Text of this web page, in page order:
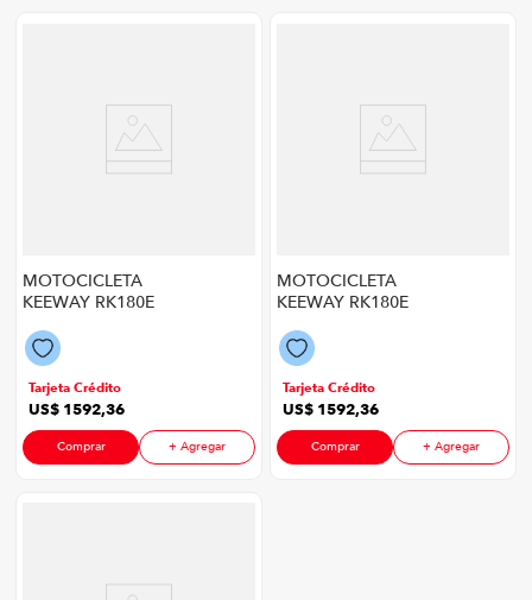
MOTOCICLETA
KEEWAY RK180E
Tarjeta Crédito
US$ 1592,36
Comprar + Agregar
MOTOCICLETA
KEEWAY RK180E
Tarjeta Crédito
US$ 1592,36
Comprar + Agregar